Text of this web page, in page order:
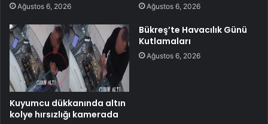
Ağustos 6, 2026 Ağustos 6, 2026
Kuyumcu dükkanında altın
kolye hırsızlığı kamerada
Bükreş’te Havacılık Günü
Kutlamaları
Ağustos 6, 2026